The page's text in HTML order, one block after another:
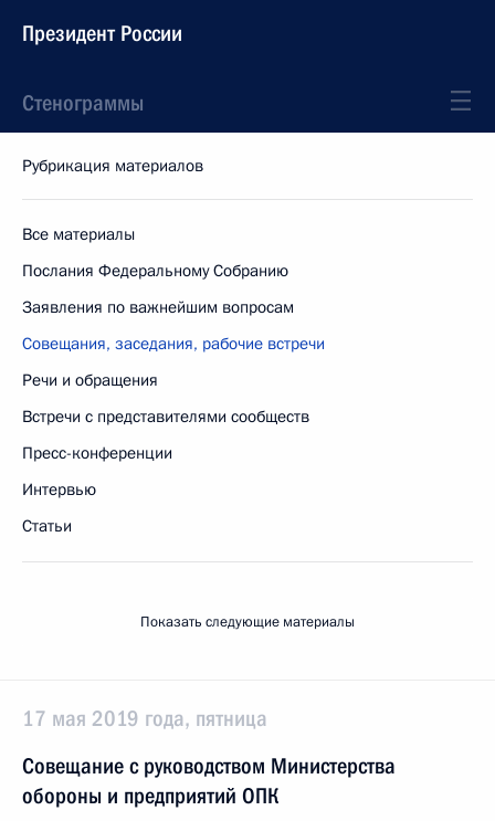
Президент России
Стенограммы
Рубрикация материалов
Все материалы
Послания Федеральному Собранию
Заявления по важнейшим вопросам
Совещания, заседания, рабочие встречи
Речи и обращения
Встречи с представителями сообществ
Пресс-конференции
Интервью
Статьи
Показать следующие материалы
17 мая 2019 года, пятница
Совещание с руководством Министерства
обороны и предприятий ОПК